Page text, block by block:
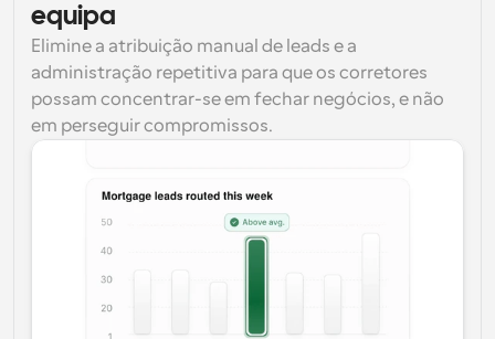
equipa
Elimine a atribuição manual de leads e a
administração repetitiva para que os corretores
possam concentrar-se em fechar negócios, e não
em perseguir compromissos.